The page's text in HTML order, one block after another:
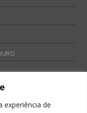
experiência de